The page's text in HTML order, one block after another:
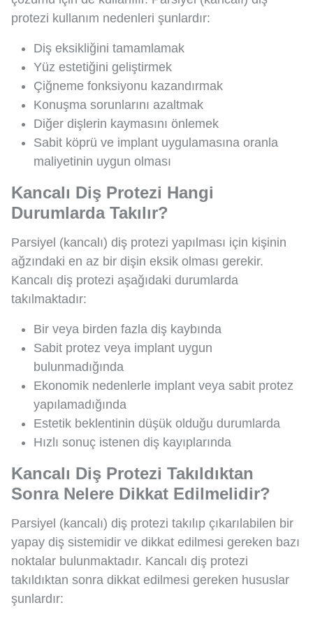
protezi kullanım nedenleri şunlardır:
Diş eksikliğini tamamlamak
Yüz estetiğini geliştirmek
Çiğneme fonksiyonu kazandırmak
Konuşma sorunlarını azaltmak
Diğer dişlerin kaymasını önlemek
Sabit köprü ve implant uygulamasına oranla
maliyetinin uygun olması
Kancalı Diş Protezi Hangi
Durumlarda Takılır?
Parsiyel (kancalı) diş protezi yapılması için kişinin
ağzındaki en az bir dişin eksik olması gerekir.
Kancalı diş protezi aşağıdaki durumlarda
takılmaktadır:
Bir veya birden fazla diş kaybında
Sabit protez veya implant uygun
bulunmadığında
Ekonomik nedenlerle implant veya sabit protez
yapılamadığında
Estetik beklentinin düşük olduğu durumlarda
Hızlı sonuç istenen diş kayıplarında
Kancalı Diş Protezi Takıldıktan
Sonra Nelere Dikkat Edilmelidir?
Parsiyel (kancalı) diş protezi takılıp çıkarılabilen bir
yapay diş sistemidir ve dikkat edilmesi gereken bazı
noktalar bulunmaktadır. Kancalı diş protezi
takıldıktan sonra dikkat edilmesi gereken hususlar
şunlardır: